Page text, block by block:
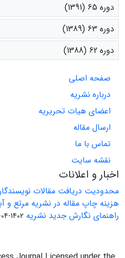
دوره 65 (1391)
دوره 63 (1389)
دوره 62 (1388)
صفحه اصلی
درباره نشریه
اعضای هیات تحریریه
ارسال مقاله
تماس با ما
نقشه سایت
اخبار و اعلانات
محدودیت دریافت مقالات
هزینه چاپ مقاله در نشریه مرتع و
راهنمای نگارش جدید نشریه 1402-04-22